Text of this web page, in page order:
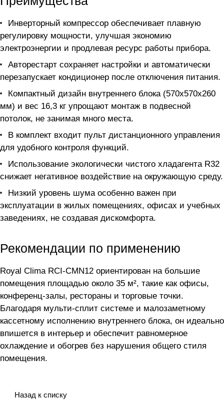
Инверторный компрессор обеспечивает плавную
регулировку мощности, улучшая экономию
электроэнергии и продлевая ресурс работы прибора.
Авторестарт сохраняет настройки и автоматически
перезапускает кондиционер после отключения питания.
Компактный дизайн внутреннего блока (570x570x260
мм) и вес 16,3 кг упрощают монтаж в подвесной
потолок, не занимая много места.
В комплект входит пульт дистанционного управления
для удобного контроля функций.
Использование экологически чистого хладагента R32
снижает негативное воздействие на окружающую среду.
Низкий уровень шума особенно важен при
эксплуатации в жилых помещениях, офисах и учебных
заведениях, не создавая дискомфорта.
Рекомендации по применению
Royal Clima RCI-CMN12 ориентирован на большие
помещения площадью около 35 м², такие как офисы,
конференц-залы, рестораны и торговые точки.
Благодаря мульти-сплит системе и малозаметному
кассетному исполнению внутреннего блока, он идеально
впишется в интерьер и обеспечит равномерное
охлаждение и обогрев без нарушения общего стиля
помещения.
Назад к списку